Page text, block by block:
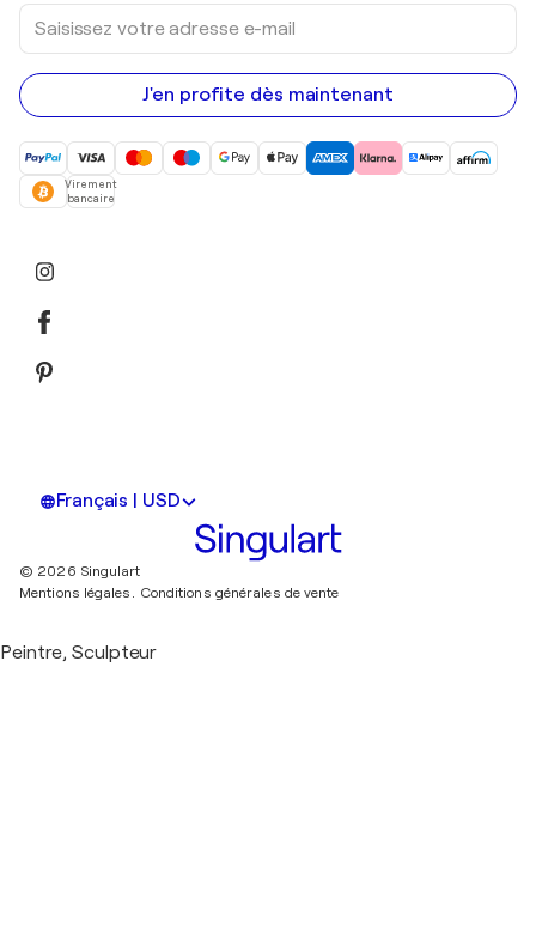
Saisissez
votre
adresse
e-
mail
J'en profite dès maintenant
Virement
bancaire
Français | USD
© 2026 Singulart
Mentions légales. Conditions générales de vente
Peintre, Sculpteur